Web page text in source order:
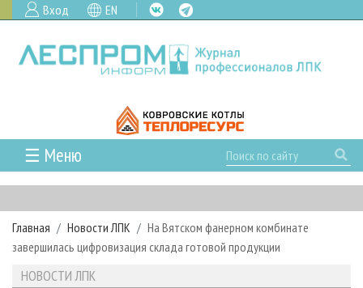
Вход EN
☰ Меню
ГЛАВНАЯ
РУБРИКИ И ТЕМЫ
РУБРИКИ ЖУРНАЛА
НОВОСТИ
ПРОЕКТЫ ЛПИ
Главная Новости ЛПК
На Вятском фанерном комбинате
завершилась цифровизация склада готовой продукции
НОВОСТИ ЛПК